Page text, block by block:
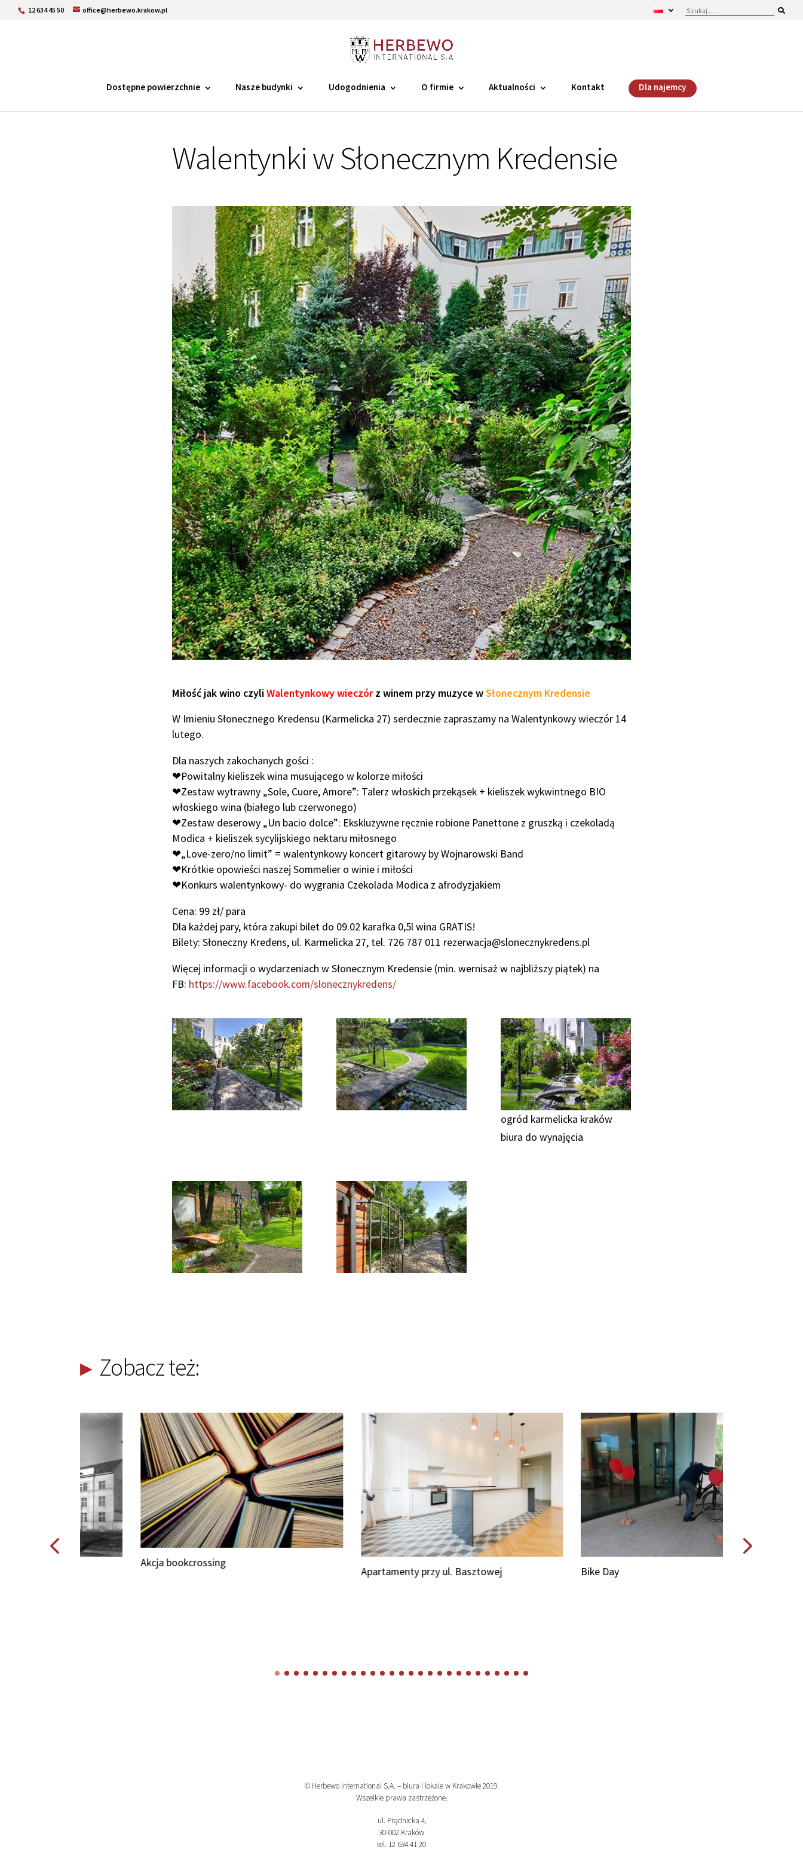
12 634 45 50 office@herbewo.krakow.pl
Dostępne powierzchnie Nasze budynki Udogodnienia O firmie Aktualności Kontakt Dla najemcy
Walentynki w Słonecznym Kredensie
Miłość jak wino czyliWalentynkowy wieczórz winem przy muzyce wSłonecznym Kredensie
W Imieniu Słonecznego Kredensu (Karmelicka 27) serdecznie zapraszamy na Walentynkowy wieczór 14
lutego.
Dla naszych zakochanych gości :
❤Powitalny kieliszek wina musującego w kolorze miłości
❤Zestaw wytrawny „Sole, Cuore, Amore”: Talerz włoskich przekąsek + kieliszek wykwintnego BIO
włoskiego wina (białego lub czerwonego)
❤Zestaw deserowy „Un bacio dolce”: Ekskluzywne ręcznie robione Panettone z gruszką i czekoladą
Modica + kieliszek sycylijskiego nektaru miłosnego
❤„Love-zero/no limit” = walentynkowy koncert gitarowy by Wojnarowski Band
❤Krótkie opowieści naszej Sommelier o winie i miłości
❤Konkurs walentynkowy- do wygrania Czekolada Modica z afrodyzjakiem
Cena: 99 zł/ para
Dla każdej pary, która zakupi bilet do 09.02 karafka 0,5l wina GRATIS!
Bilety: Słoneczny Kredens, ul. Karmelicka 27, tel. 726 787 011 rezerwacja@slonecznykredens.pl
Więcej informacji o wydarzeniach w Słonecznym Kredensie (min. wernisaż w najbliższy piątek) na
FB: https://www.facebook.com/slonecznykredens/
ogród karmelicka kraków
biura do wynajęcia
Zobacz też:
Akcja bookcrossing
Apartamenty przy ul. Basztowej
© Herbewo International S.A. – biura i lokale w Krakowie 2019.
Wszelkie prawa zastrzeżone.
ul. Prądnicka 4,
30-002 Kraków
tel. 12 634 41 20